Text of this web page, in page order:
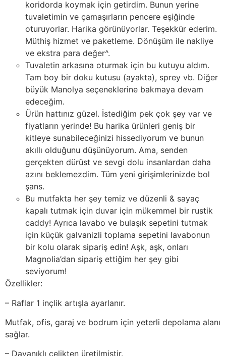
koridorda koymak için getirdim. Bunun yerine
tuvaletimin ve çamaşırların pencere eşiğinde
oturuyorlar. Harika görünüyorlar. Teşekkür ederim.
Müthiş hizmet ve paketleme. Dönüşüm ile nakliye
ve ekstra para değer^.
Tuvaletin arkasına oturmak için bu kutuyu aldım.
Tam boy bir doku kutusu (ayakta), sprey vb. Diğer
büyük Manolya seçeneklerine bakmaya devam
edeceğim.
Ürün hattınız güzel. İstediğim pek çok şey var ve
fiyatların yerinde! Bu harika ürünleri geniş bir
kitleye sunabileceğinizi hissediyorum ve bunun
akıllı olduğunu düşünüyorum. Ama, senden
gerçekten dürüst ve sevgi dolu insanlardan daha
azını beklemezdim. Tüm yeni girişimlerinizde bol
şans.
Bu mutfakta her şey temiz ve düzenli & sayaç
kapalı tutmak için duvar için mükemmel bir rustik
caddy! Ayrıca lavabo ve bulaşık sepetini tutmak
için küçük galvanizli toplama sepetini lavabonun
bir kolu olarak sipariş edin! Aşk, aşk, onları
Magnolia’dan sipariş ettiğim her şey gibi
seviyorum!
Özellikler:
– Raflar 1 inçlik artışla ayarlanır.
Mutfak, ofis, garaj ve bodrum için yeterli depolama alanı
sağlar.
– Dayanıklı çelikten üretilmiştir.